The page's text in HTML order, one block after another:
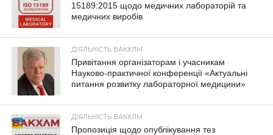
15189:2015 щодо медичних лабораторій та
медичних виробів
ДІЯЛЬНІСТЬ ВАКХЛМ
Привітання організаторам і учасникам
Науково-практичної конференції «Актуальні
питання розвитку лабораторної медицини»
ДІЯЛЬНІСТЬ ВАКХЛМ
Пропозиція щодо опублікування тез